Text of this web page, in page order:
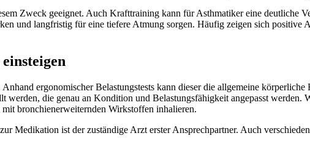
Zweck geeignet. Auch Krafttraining kann für Asthmatiker eine deutliche
und langfristig für eine tiefere Atmung sorgen. Häufig zeigen sich
ergonomischer Belastungstests kann dieser die allgemeine
werden, die genau an Kondition und Belastungsfähigkeit angepasst werden.
bronchienerweiternden Wirkstoffen inhalieren.
Medikation ist der zuständige Arzt erster Ansprechpartner. Auch